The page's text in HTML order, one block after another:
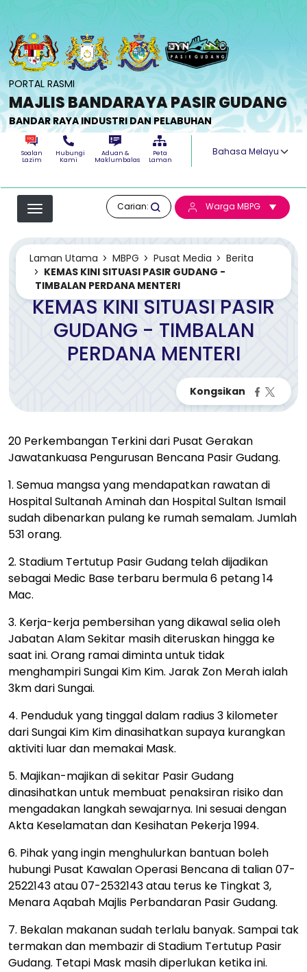
PORTAL RASMI
MAJLIS BANDARAYA PASIR GUDANG
BANDAR RAYA INDUSTRI DAN PELABUHAN
Soalan
Lazim
Hubungi
Kami
Aduan &
Maklumbalas
Peta
Laman
Select your
Carian: Warga MBPG
Laman Utama MBPG Pusat Media
Berita
KEMAS KINI SITUASI PASIR GUDANG -
TIMBALAN PERDANA MENTERI
KEMAS KINI SITUASI PASIR
GUDANG - TIMBALAN
PERDANA MENTERI
20 Perkembangan Terkini dari Pusat Gerakan
Jawatankuasa Pengurusan Bencana Pasir Gudang.
1. Semua mangsa yang mendapatkan rawatan di
Hospital Sultanah Aminah dan Hospital Sultan Ismail
sudah dibenarkan pulang ke rumah semalam. Jumlah
531 orang.
2. Stadium Tertutup Pasir Gudang telah dijadikan
sebagai Medic Base terbaru bermula 6 petang 14
Mac.
3. Kerja-kerja pembersihan yang dikawal selia oleh
Jabatan Alam Sekitar masih diteruskan hingga ke
saat ini. Orang ramai diminta untuk tidak
menghampiri Sungai Kim Kim. Jarak Zon Merah ialah
3km dari Sungai.
4. Penduduk yang tinggal dalam radius 3 kilometer
dari Sungai Kim Kim dinasihatkan supaya kurangkan
aktiviti luar dan memakai Mask.
5. Majikan-majikan di sekitar Pasir Gudang
dinasihatkan untuk membuat penaksiran risiko dan
mengadakan langkah sewajarnya. Ini sesuai dengan
Akta Keselamatan dan Kesihatan Pekerja 1994.
6. Pihak yang ingin menghulurkan bantuan boleh
hubungi Pusat Kawalan Operasi Bencana di talian 07-
2522143 atau 07-2532143 atau terus ke Tingkat 3,
Menara Aqabah Majlis Perbandaran Pasir Gudang.
7. Bekalan makanan sudah terlalu banyak. Sampai tak
termakan dan membazir di Stadium Tertutup Pasir
Gudang. Tetapi Mask masih diperlukan ketika ini.